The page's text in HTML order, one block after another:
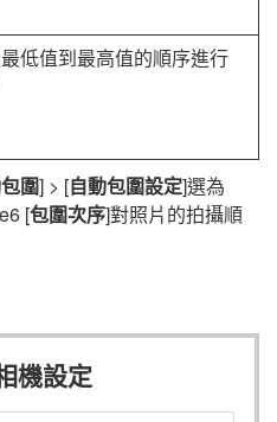
低值到最高值的順序進行
圍] > [自動包圍設定]選為
[包圍次序]對照片的拍攝順
機設定